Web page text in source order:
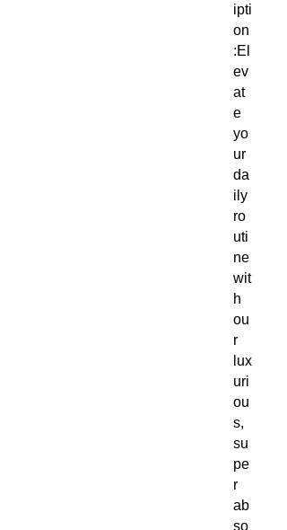
ipti
on
:El
ev
at
e
yo
ur
da
ily
ro
uti
ne
wit
h
ou
r
lux
uri
ou
s,
su
pe
r
ab
so